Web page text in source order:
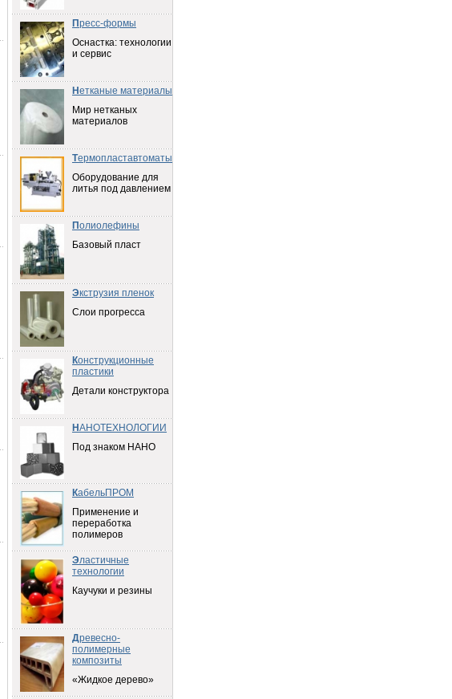
Пресс-формы
Оснастка: технологии
и сервис
Н етканые материалы
Мир нетканых
материалов
Термопластавтоматы
Оборудование для
литья под давлением
Полиолефины
Базовый пласт
Экструзия пленок
Слои прогресса
Конструкционные
пластики
Детали конструктора
Н АНОТЕХНОЛОГИИ
Под знаком НАНО
КабельПРОМ
Применение и
переработка
полимеров
Эластичные
технологии
Каучуки и резины
Древесно-
полимерные
композиты
«Жидкое дерево»